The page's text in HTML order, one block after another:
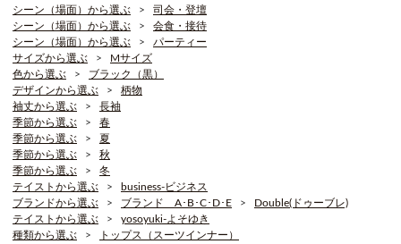
シーン（場面）から選ぶ
司会・登壇
シーン（場面）から選ぶ
会食・接待
シーン（場面）から選ぶ
パーティー
サイズから選ぶ
Mサイズ
色から選ぶ
ブラック（黒）
デザインから選ぶ
柄物
袖丈から選ぶ
長袖
季節から選ぶ
春
季節から選ぶ
夏
季節から選ぶ
秋
季節から選ぶ
冬
テイストから選ぶ
business-ビジネス
ブランドから選ぶ
ブランド A･B･C･D･E
Double(ドゥーブレ)
テイストから選ぶ
yosoyuki-よそゆき
種類から選ぶ
トップス（スーツインナー）